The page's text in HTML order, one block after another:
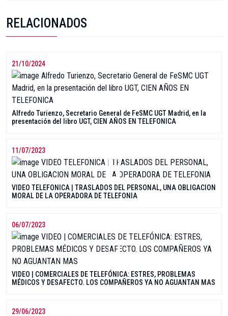
RELACIONADOS
21/10/2024
Alfredo Turienzo, Secretario General de FeSMC UGT Madrid, en la
presentación del libro UGT, CIEN AÑOS EN TELEFONICA
11/07/2023
VIDEO TELEFONICA | TRASLADOS DEL PERSONAL, UNA OBLIGACION
MORAL DE LA OPERADORA DE TELEFONIA
06/07/2023
VIDEO | COMERCIALES DE TELEFÓNICA: ESTRES, PROBLEMAS
MÉDICOS Y DESAFECTO. LOS COMPAÑEROS YA NO AGUANTAN MAS
29/06/2023